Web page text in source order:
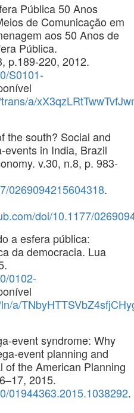
Pública 50 Anos
de Comunicação em
aos 50 Anos de
Pública.
p.189-220, 2012.
S0101-
a/
the south? Social and
in India, Brazil
v.30, n.8, p. 983-
0269094215604318.
doi/10.1177/
a esfera pública:
da democracia. Lua
0102-
a/
event syndrome: Why
event planning and
of the American Planning
2015.
01944363.2015.1038292.